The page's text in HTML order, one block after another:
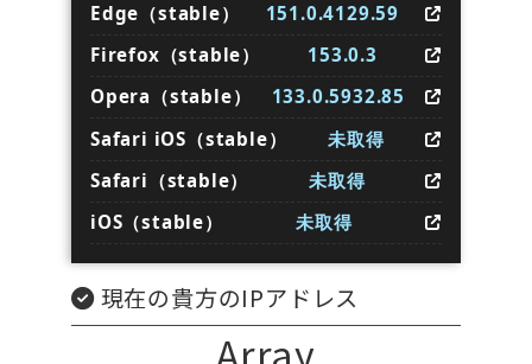
Edge（stable）
151.0.4129.59
Firefox（stable）
153.0.3
Opera（stable）
133.0.5932.85
Safari iOS（stable）
未取得
Safari（stable）
未取得
iOS（stable）
未取得
現在の貴方のIPアドレス
Array